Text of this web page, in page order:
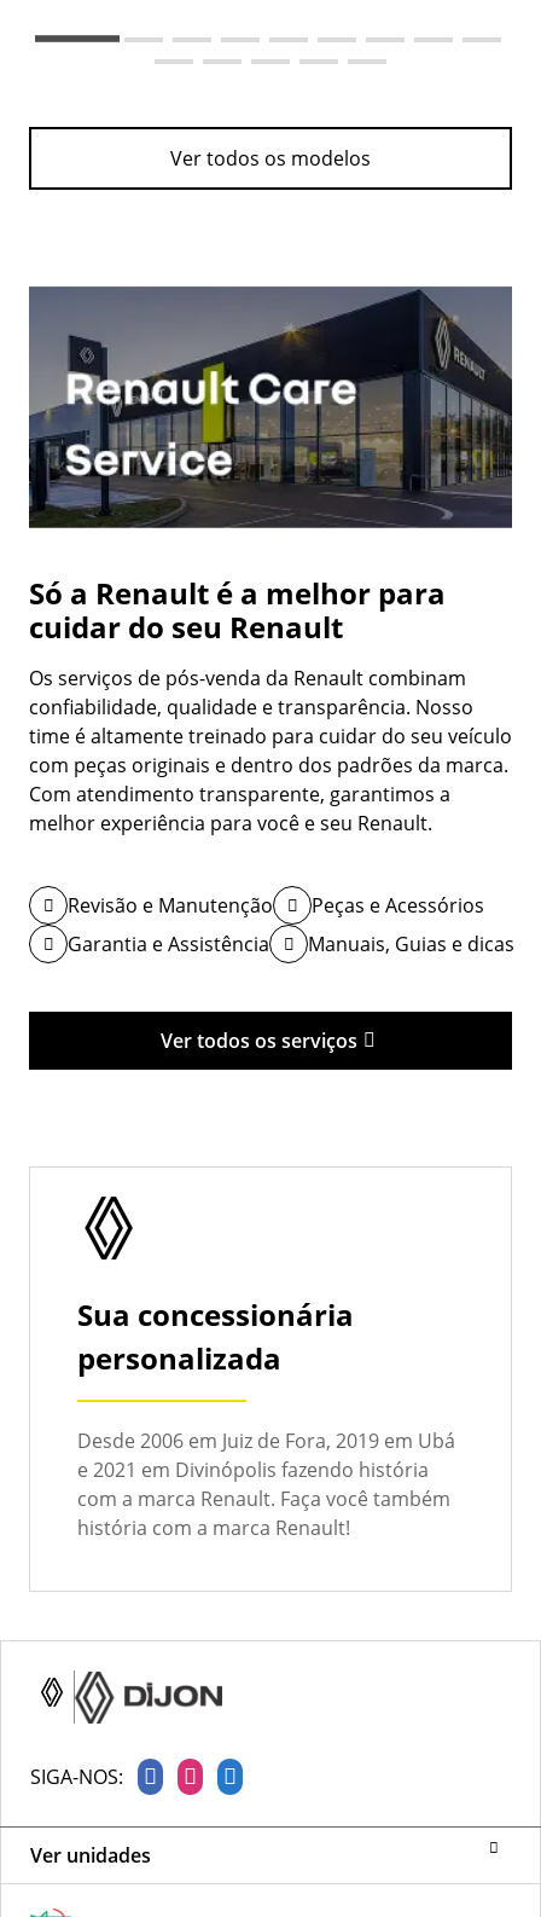
Ver todos os modelos
Só a Renault é a melhor para
cuidar do seu Renault
Os serviços de pós-venda da Renault combinam
confiabilidade, qualidade e transparência. Nosso
time é altamente treinado para cuidar do seu veículo
com peças originais e dentro dos padrões da marca.
Com atendimento transparente, garantimos a
melhor experiência para você e seu Renault.
Revisão e Manutenção
Peças e Acessórios
Garantia e Assistência
Manuais, Guias e dicas
Ver todos os serviços
Sua concessionária
personalizada
Desde 2006 em Juiz de Fora, 2019 em Ubá
e 2021 em Divinópolis fazendo história
com a marca Renault. Faça você também
história com a marca Renault!
Ver unidades
SIGA-NOS: